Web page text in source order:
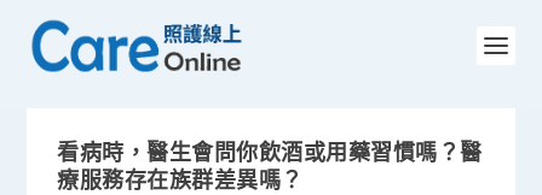
看病時，醫生會問你飲酒或用藥習慣嗎？醫
療服務存在族群差異嗎？